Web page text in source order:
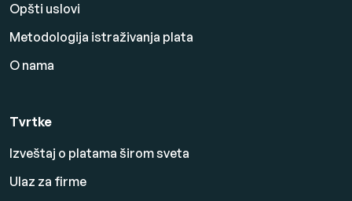
Opšti uslovi
Metodologija istraživanja plata
O nama
Tvrtke
Izveštaj o platama širom sveta
Ulaz za firme